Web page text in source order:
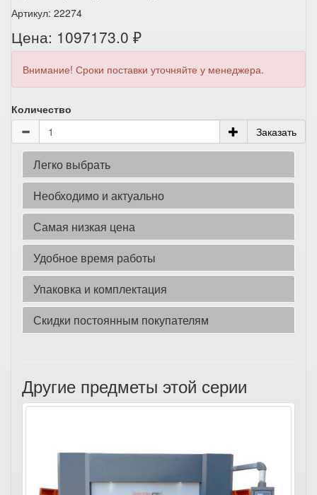
Артикул: 22274
Цена: 1097173.0 ₽
Внимание! Сроки поставки уточняйте у менеджера.
Количество
Заказать
Легко выбрать
Необходимо и актуально
Самая низкая цена
Удобное время работы
Упаковка и комплектация
Скидки постоянным покупателям
Другие предметы этой серии